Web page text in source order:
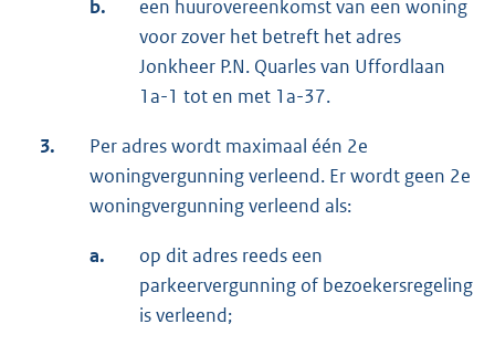
b.
een huurovereenkomst van een woning
voor zover het betreft het adres
Jonkheer P.N. Quarles van Uffordlaan
1a-1 tot en met 1a-37.
3.
Per adres wordt maximaal één 2e
woningvergunning verleend. Er wordt geen 2e
woningvergunning verleend als:
a.
op dit adres reeds een
parkeervergunning of bezoekersregeling
is verleend;